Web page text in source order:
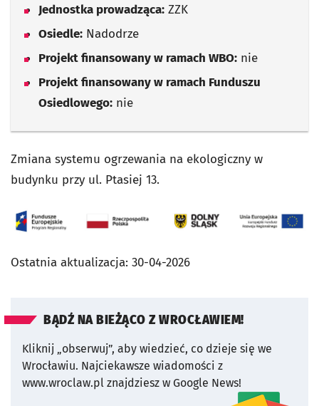
Jednostka prowadząca: ZZK
Osiedle: Nadodrze
Projekt finansowany w ramach WBO: nie
Projekt finansowany w ramach Funduszu
Osiedlowego: nie
Zmiana systemu ogrzewania na ekologiczny w
budynku przy ul. Ptasiej 13.
Ostatnia aktualizacja: 30-04-2026
BĄDŹ NA BIEŻĄCO Z WROCŁAWIEM!
Kliknij „obserwuj”, aby wiedzieć, co dzieje się we
Wrocławiu. Najciekawsze wiadomości z
www.wroclaw.pl znajdziesz w Google News!